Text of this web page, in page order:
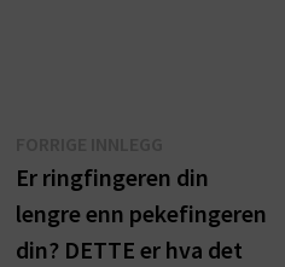
innlegg:
Er ringfingeren din
lengre enn pekefingeren
din? DETTE er hva det